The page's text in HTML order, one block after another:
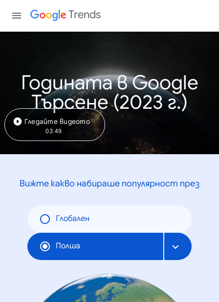
Trends
Годината в Google
Търсене (2023 г.)
Гледайте видеото
03:49
Вижте какво набираше популярност през
Глобален
Полша